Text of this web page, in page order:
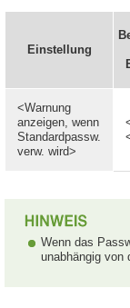
Einstellung
<Warnung
anzeigen, wenn
Standardpassw.
verw. wird>
Wenn das
unabhängig von